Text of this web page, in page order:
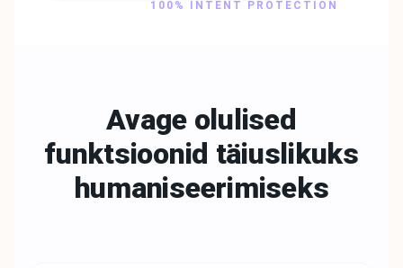
100% INTENT PROTECTION
Avage olulised
funktsioonid täiuslikuks
humaniseerimiseks